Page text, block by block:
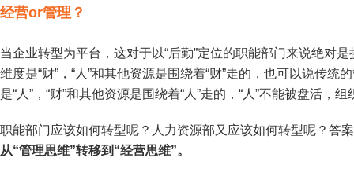
经营or管理？
当企业转型为平台，这对于以“后勤”定位的职能部门来说绝对
维度是“财”，“人”和其他资源是围绕着“财”走的，也可以说传统
是“人”，“财”和其他资源是围绕着“人”走的，“人”不能被盘活，
职能部门应该如何转型呢？人力资源部又应该如何转型呢？答
从“管理思维”转移到“经营思维”。